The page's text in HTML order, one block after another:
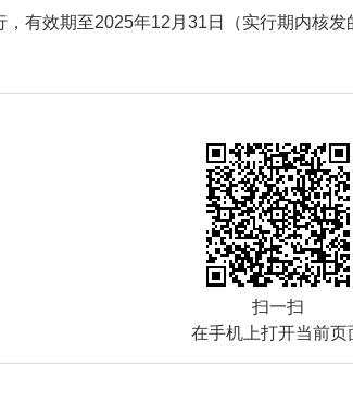
有效期至2025年12月31日（实行期内核发
扫一扫
在手机上打开当前页